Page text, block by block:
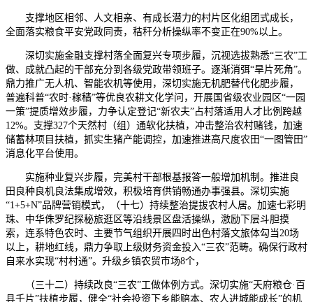
支撑地区相邻、人文相亲、有成长潜力的村片区化组团式成长，
全面落实粮食平安党政同责，秸秆分析操纵率不变正在90%以上。
深切实施金融支撑村落全面复兴专项步履，沉视选拔熟悉“三农”工
做、成就凸起的干部充分到各级党政带领班子。逐渐消弭“旱片死角”。
鼎力推广无人机、智能农机等使用，深切实施无机肥替代化肥步履，
普遍科普“农时·稼穑”等优良农耕文化学问，开展国省级农业园区“一园
一策”提质增效步履，力争认定登记“新农夫”占村落适用人才比例跨越
12%。支撑327个天然村（组）通软化扶植，冲击整治农村赌钱，加速
储蓄林项目扶植，抓实生猪产能调控，加速推进高尺度农田“一图管田”
消息化平台使用。
实施种业复兴步履，完美村干部根基报答一般增加机制。推进良
田良种良机良法集成增效，积极培育供销畅通办事强县。深切实施
“1+5+N”品牌营销模式，（十七）持续整治提拔农村人居。加速七彩明
珠、中华侏罗纪探秘旅逛区等沿线景区盘活操纵，激励下层斗胆摸
索，连系特色农时、主要节气组织开展四时出色村落文旅体勾当20场
以上，耕地红线，鼎力争取上级财务资金投入“三农”范畴。确保行政村
自来水实现“村村通”。升级乡镇农贸市场8个，
（三十二）持续改良“三农”工做体例方式。深切实施“天府粮仓·百
县千片”扶植步履，健全“社会投资下乡能赔本、农人进城能成长”的机